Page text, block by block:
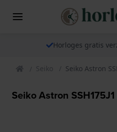
Horloges gratis
Seiko Seiko Astron
Seiko Astron